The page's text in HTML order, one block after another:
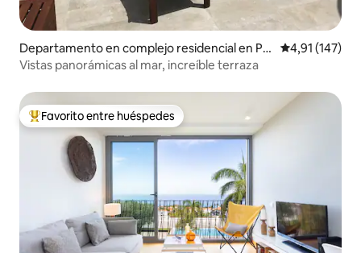
Departamento en complejo residencial en Pu
erto de la Cruz
Calificación
4,91 (147)
Vistas panorámicas al mar, increíble terraza
Favorito entre los huéspedes más destacados
Favorito entre huéspedes